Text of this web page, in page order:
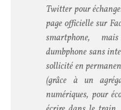
Twitter pour
page officielle sur
smartphone,
dumbphone sans
sollicité en
(grâce à un
numériques, pour